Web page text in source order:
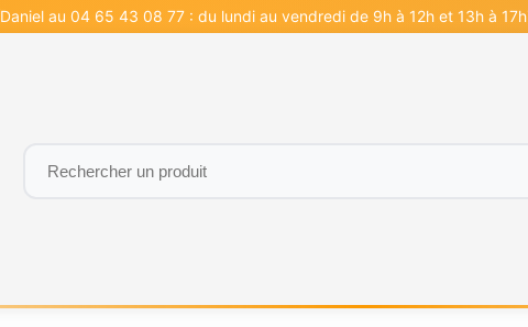
Daniel au 04 65 43 08 77 : du lundi au vendredi de 9h à 12h et 13h à 17h